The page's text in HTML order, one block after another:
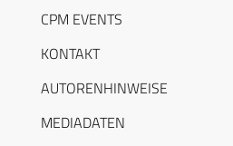
CPM EVENTS
KONTAKT
AUTORENHINWEISE
MEDIADATEN